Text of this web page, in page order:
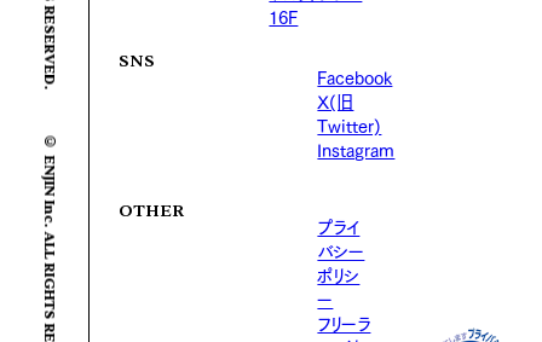
© ENJIN Inc. ALL RIGHTS RESERVED.
16F
SNS
Facebook
X(旧
Twitter)
Instagram
OTHER
プライ
バシー
ポリシ
ー
フリーラ